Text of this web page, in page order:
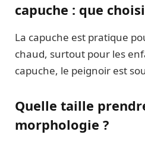
capuche : que
La capuche est pratique
chaud, surtout pour les
capuche, le peignoir est
Quelle taille
morphologie ?